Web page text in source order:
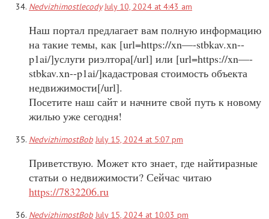
Nedvizhimostlecody July 10, 2024 at 4:43 am
Наш портал предлагает вам полную информацию
на такие темы, как [url=https://xn—-stbkav.xn--
p1ai/]услуги риэлтора[/url] или [url=https://xn—-
stbkav.xn--p1ai/]кадастровая стоимость объекта
недвижимости[/url].
Посетите наш сайт и начните свой путь к новому
жилью уже сегодня!
NedvizhimostBob July 15, 2024 at 5:07 pm
Приветствую. Может кто знает, где найтиразные
статьи о недвижимости? Сейчас читаю
https://7832206.ru
NedvizhimostBob July 15, 2024 at 10:03 pm